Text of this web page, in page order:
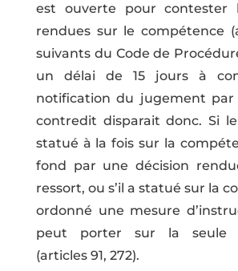
est ouverte pour contester
rendues sur le compétence
suivants du Code de
un délai de 15 jours à
notification du jugement par
contredit disparait donc. Si
statué à la fois sur la
fond par une décision
ressort, ou s’il a statué sur la
ordonné une mesure
peut porter sur la seule
(articles 91, 272).